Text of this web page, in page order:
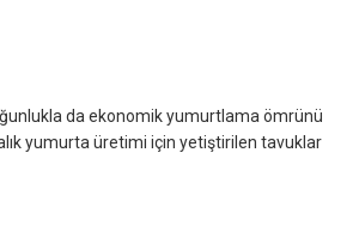
da ekonomik yumurtlama ömrünü
yumurta üretimi için yetiştirilen tavuklar